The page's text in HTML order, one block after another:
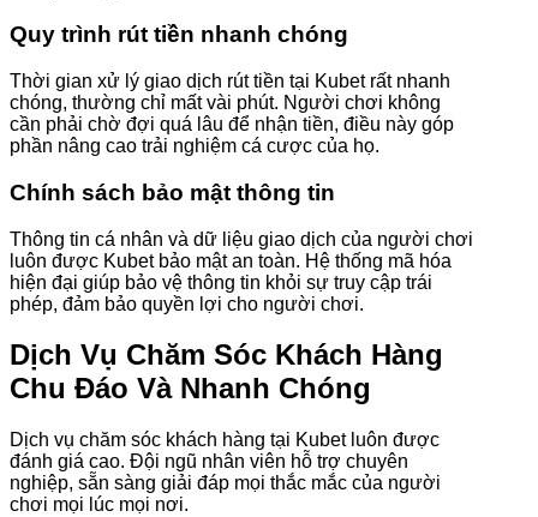
Quy trình rút tiền nhanh chóng
Thời gian xử lý giao dịch rút tiền tại Kubet rất nhanh
chóng, thường chỉ mất vài phút. Người chơi không
cần phải chờ đợi quá lâu để nhận tiền, điều này góp
phần nâng cao trải nghiệm cá cược của họ.
Chính sách bảo mật thông tin
Thông tin cá nhân và dữ liệu giao dịch của người chơi
luôn được Kubet bảo mật an toàn. Hệ thống mã hóa
hiện đại giúp bảo vệ thông tin khỏi sự truy cập trái
phép, đảm bảo quyền lợi cho người chơi.
Dịch Vụ Chăm Sóc Khách Hàng
Chu Đáo Và Nhanh Chóng
Dịch vụ chăm sóc khách hàng tại Kubet luôn được
đánh giá cao. Đội ngũ nhân viên hỗ trợ chuyên
nghiệp, sẵn sàng giải đáp mọi thắc mắc của người
chơi mọi lúc mọi nơi.